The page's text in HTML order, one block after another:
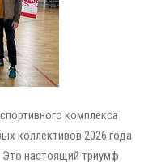
комплекса
коллективов 2026 года
Это настоящий триумф